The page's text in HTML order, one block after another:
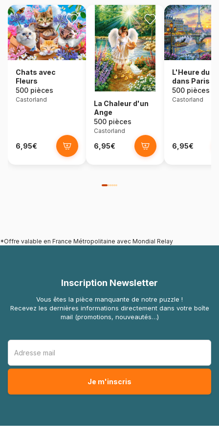
Chats avec
Fleurs
500 pièces
Castorland
6,95€
La Chaleur d'un
Ange
500 pièces
Castorland
6,95€
L'Heure du
dans Paris
500 pièces
Castorland
6,95€
*Offre valable en France Métropolitaine avec Mondial Relay
Inscription Newsletter
Vous êtes la pièce manquante de notre puzzle !
Recevez les dernières informations directement dans votre boîte
mail (promotions, nouveautés…)